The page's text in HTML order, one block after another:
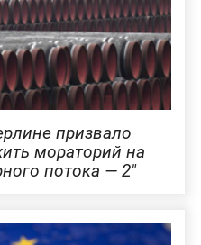
призвало
мораторий на
потока — 2"